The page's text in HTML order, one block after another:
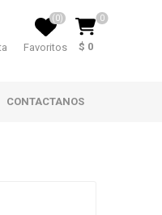
Favoritos
(0) 0
$ 0
CONTACTANOS